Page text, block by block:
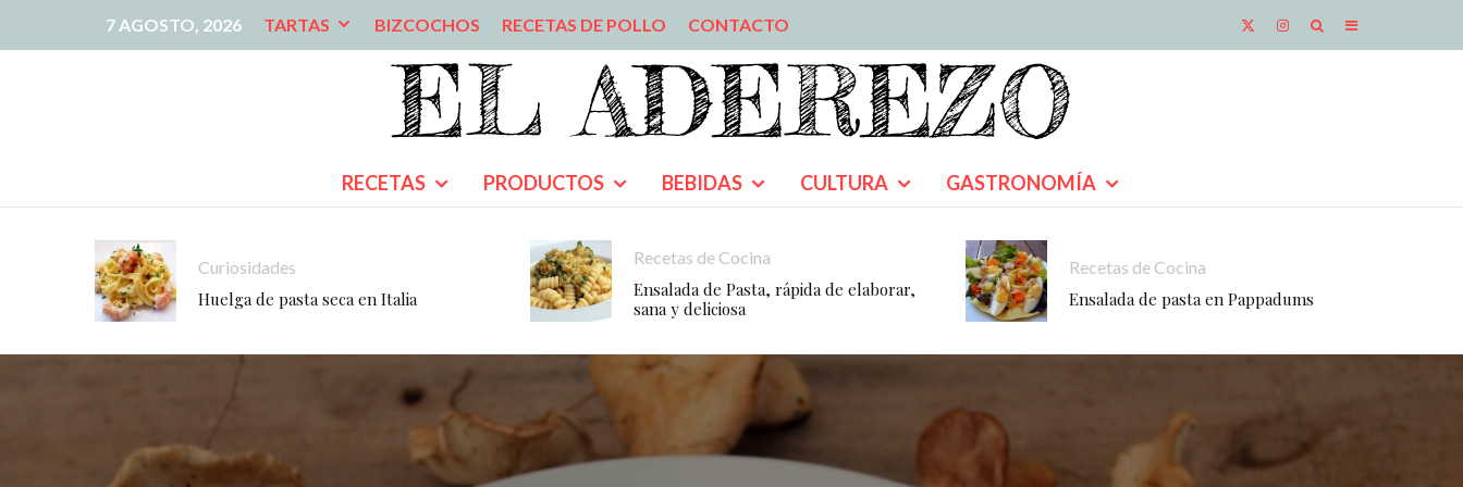
7 AGOSTO, 2026 TARTAS BIZCOCHOS RECETAS DE POLLO CONTACTO
RECETAS PRODUCTOS BEBIDAS CULTURA GASTRONOMÍA
Curiosidades
Huelga de pasta seca en Italia
Recetas de Cocina
Ensalada de Pasta, rápida de elaborar,
sana y deliciosa
Recetas de Cocina
Ensalada de pasta en Pappadums